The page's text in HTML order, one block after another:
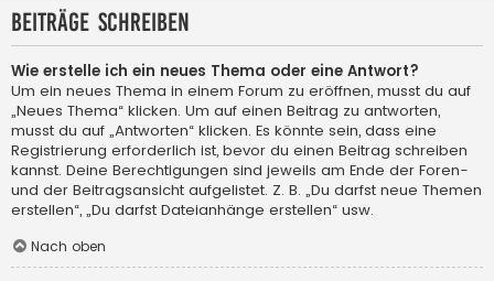
Beiträge schreiben
Wie erstelle ich ein neues Thema oder eine Antwort?
Um ein neues Thema in einem Forum zu eröffnen, musst du auf
„Neues Thema“ klicken. Um auf einen Beitrag zu antworten,
musst du auf „Antworten“ klicken. Es könnte sein, dass eine
Registrierung erforderlich ist, bevor du einen Beitrag schreiben
kannst. Deine Berechtigungen sind jeweils am Ende der Foren-
und der Beitragsansicht aufgelistet. Z. B. „Du darfst neue Themen
erstellen“, „Du darfst Dateianhänge erstellen“ usw.
Nach oben